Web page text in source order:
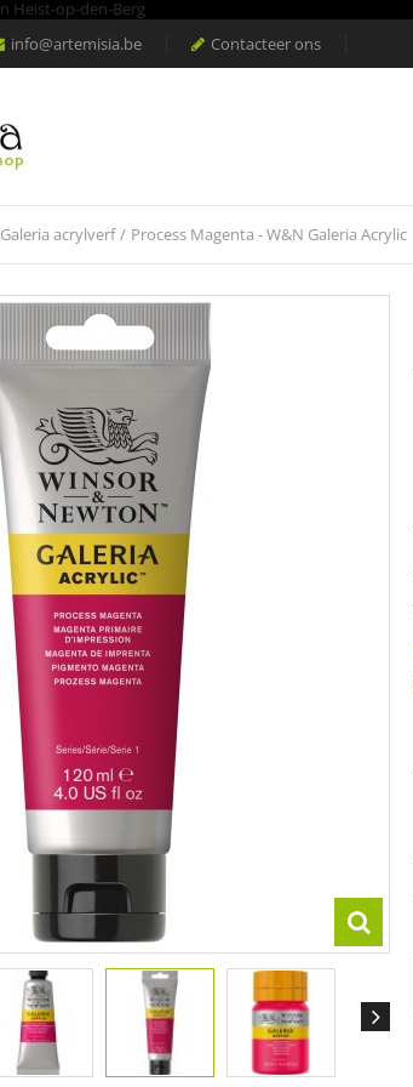
info@artemisia.be Contacteer ons
Galeria acrylverf / Process Magenta - W&N Galeria Acrylic